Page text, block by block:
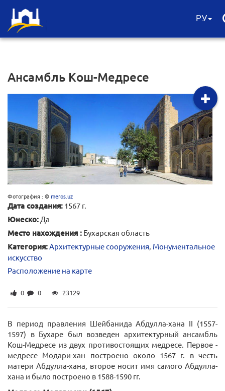
РУ
Ансамбль Kош-Медресе
Фотография : ©meros.uz
Дата создания: 1567 г.
Юнеско: Да
Место нахождения : Бухарская область
Категория:Архитектурные сооружения, Монументальное
искусство
Расположение на карте
0 0 23129
В период правления Шейбанида Абдулла-хана II (1557-
1597) в Бухаре был возведен архитектурный ансамбль
Кош-Медресе из двух противостоящих медресе. Первое -
медресе Модари-хан построено около 1567 г. в честь
матери Абдулла-хана, второе носит имя самого Абдулла-
хана и было построено в 1588-1590 гг.